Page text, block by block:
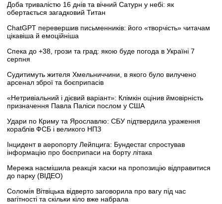
Доба тривалістю 16 днів та вічний Сатурн у небі: як
обертається загадковий Титан
ChatGPT перевершив письменників: його «творчість» читачам
цікавіша й емоційніша
Спека до +38, грози та град: якою буде погода в Україні 7
серпня
Судитимуть жителя Хмельниччини, в якого було вилучено
арсенал зброї та боєприпасів
«Нетривіальний і дієвий варіант»: Клімкін оцінив ймовірність
призначення Павла Паліси послом у США
Удари по Криму та Ярославлю: СБУ підтвердила ураження
кораблів ФСБ і великого НПЗ
Інцидент в аеропорту Лейпцига: Бундестаг спростував
інформацію про боєприпаси на борту літака
Мережа насмішила реакція хаски на пропозицію відправитися
до парку (ВІДЕО)
Соломія Вітвіцька відверто заговорила про вагу під час
вагітності та скільки кіло вже набрала